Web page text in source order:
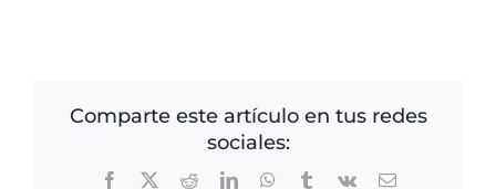
Comparte este artículo en tus redes
sociales:
Facebook
X RedditLinkedInWhatsApp
TumblrVk
Correo